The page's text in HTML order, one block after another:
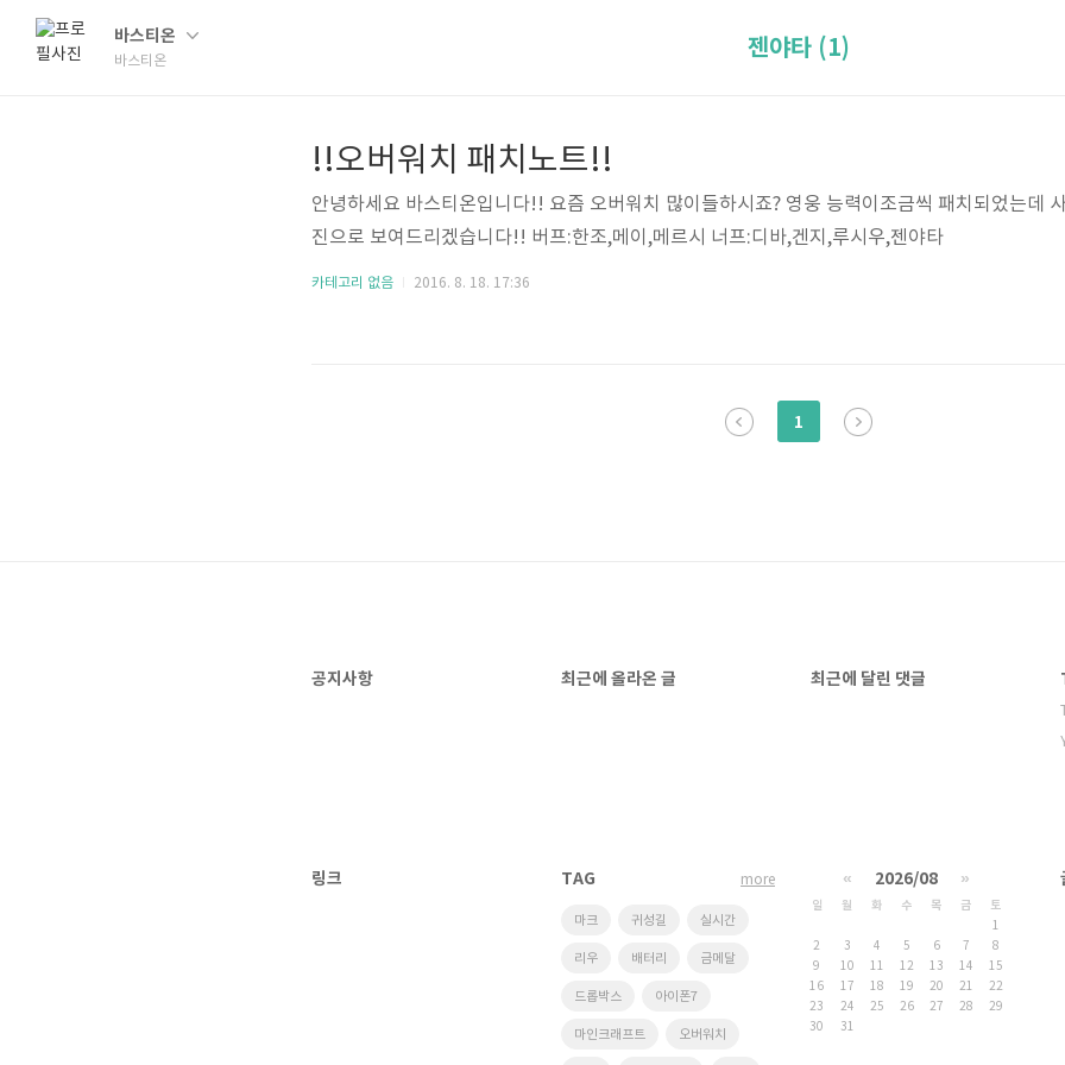
바스티온
바스티온 젠야타 (1)
!!오버워치 패치노트!!
안녕하세요 바스티온입니다!! 요즘 오버워치 많이들하시죠? 영웅 능력이조금씩 패치되었는데
진으로 보여드리겠습니다!! 버프:한조,메이,메르시 너프:디바,겐지,루시우,젠야타
카테고리 없음 2016. 8. 18. 17:36
1
공지사항 최근에 올라온 글 최근에 달린 댓글
링크 TAG
마크 귀성길 실시간
리우 배터리 금메달
드롭박스 아이폰7
마인크래프트 오버워치
more « 2026/08 »
일 월 화 수 목 금
토
1
2
3 4 5 6 7
8
9
10 11 12 13 14
15
16
17 18 19 20 21
22
23
24 25 26 27 28
29
30
31